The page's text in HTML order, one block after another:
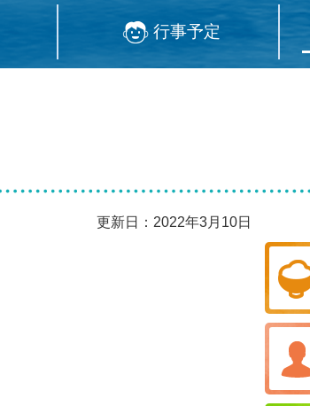
行事予定
更新日：2022年3月10日